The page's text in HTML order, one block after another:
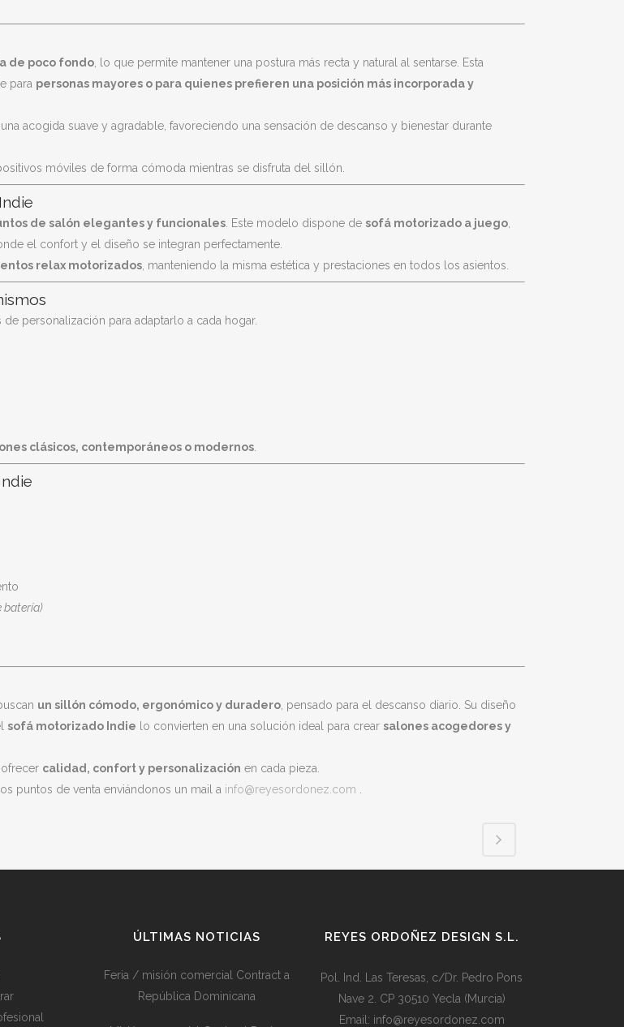
de poco fondo , lo que permite mantener una postura más recta y natural al sentarse. Esta
para personas mayores o para quienes prefieren una posición más incorporada y
acogida suave y agradable, favoreciendo una sensación de descanso y bienestar durante
móviles de forma cómoda mientras se disfruta del sillón.
de salón elegantes y funcionales . Este modelo dispone de sofá motorizado a juego
el confort y el diseño se integran perfectamente.
relax motorizados , manteniendo la misma estética y prestaciones en todos los asientos.
personalización para adaptarlo a cada hogar.
clásicos, contemporáneos o modernos
batería)
un sillón cómodo, ergonómico y duradero , pensado para el descanso diario. Su diseño
sofá motorizado Indie lo convierten en una solución ideal para crear salones acogedores y
calidad, confort y personalización en cada pieza.
puntos de venta enviándonos un mail a info@reyesordonez.com
ÚLTIMAS NOTICIAS
Feria / misión comercial Contract a
República Dominicana
REYES ORDOÑEZ DESIGN S.L.
Pol. Ind. Las Teresas, c/Dr. Pedro Pons
Nave 2. CP 30510 Yecla (Murcia)
Email: info@reyesordonez.com